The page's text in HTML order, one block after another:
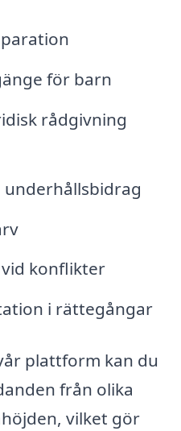
för barn
rådgivning
underhållsbidrag
konflikter
i rättegångar
plattform kan du
från olika
vilket gör